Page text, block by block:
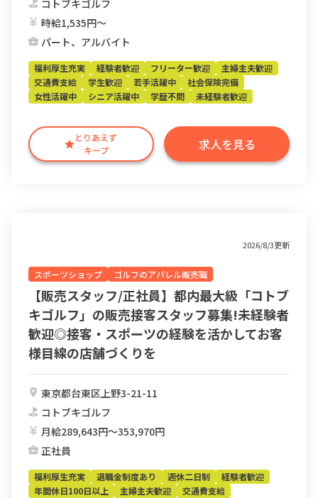
コトブキゴルフ
時給1,535円〜
パート、アルバイト
とりあえず
キープ
求人を見る
福利厚生充実 経験者歓迎 フリーター歓迎
主婦主夫歓迎
交通費支給
学生歓迎 若手活躍中
社会保険完備
女性活躍中
シニア活躍中 学歴不問 未経験者歓迎
2026/8/3更新
スポーツショップ ゴルフのアパレル販売職
【販売スタッフ/正社員】都内最大級「コトブ
キゴルフ」の販売接客スタッフ募集!未経験者
歓迎◎接客・スポーツの経験を活かしてお客
様目線の店舗づくりを
東京都台東区上野3-21-11
コトブキゴルフ
月給289,643円〜353,970円
正社員
福利厚生充実 退職金制度あり 週休二日制
経験者歓迎
年間休日100日以上
主婦主夫歓迎
交通費支給